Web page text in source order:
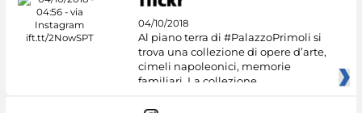
04/10/2018
Al piano terra di #PalazzoPrimoli si
trova una collezione di opere d’arte,
cimeli napoleonici, memorie
familiari. La collezione